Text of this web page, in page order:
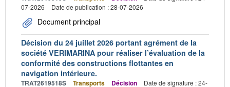
07-2026
Date de publication : 28-07-2026
Document principal
Décision du 24 juillet 2026 portant agrément de la
société VERIMARINA pour réaliser l’évaluation de la
conformité des constructions flottantes en
navigation intérieure.
TRAT2619518S Transports Décision
Date de signature : 24-